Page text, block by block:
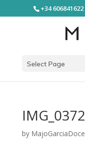
+34 606841622
Select Page
IMG_0372
by MajoGarciaDoce